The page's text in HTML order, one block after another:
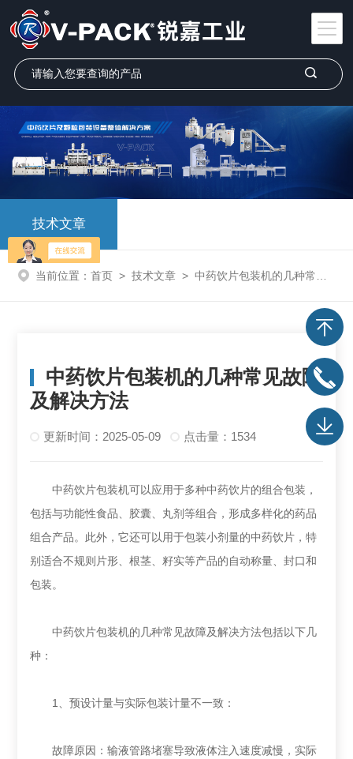
技术文章
当前位置： 首页 > 技术文章 > 中药饮片包装机的几种常见故障及解决方法
中药饮片包装机的几种常见故障
及解决方法
更新时间：2025-05-09 点击量：1534
中药饮片包装机可以应用于多种中药饮片的组合包装，
包括与功能性食品、胶囊、丸剂等组合，形成多样化的药品
组合产品。此外，它还可以用于包装小剂量的中药饮片，特
别适合不规则片形、根茎、籽实等产品的自动称量、封口和
包装。‌
‌中药饮片包装机的几种常见故障及解决方法‌包括以下几
种：
‌1、预设计量与实际包装计量不一致‌：
‌故障原因‌：输液管路堵塞导致液体注入速度减慢，实际